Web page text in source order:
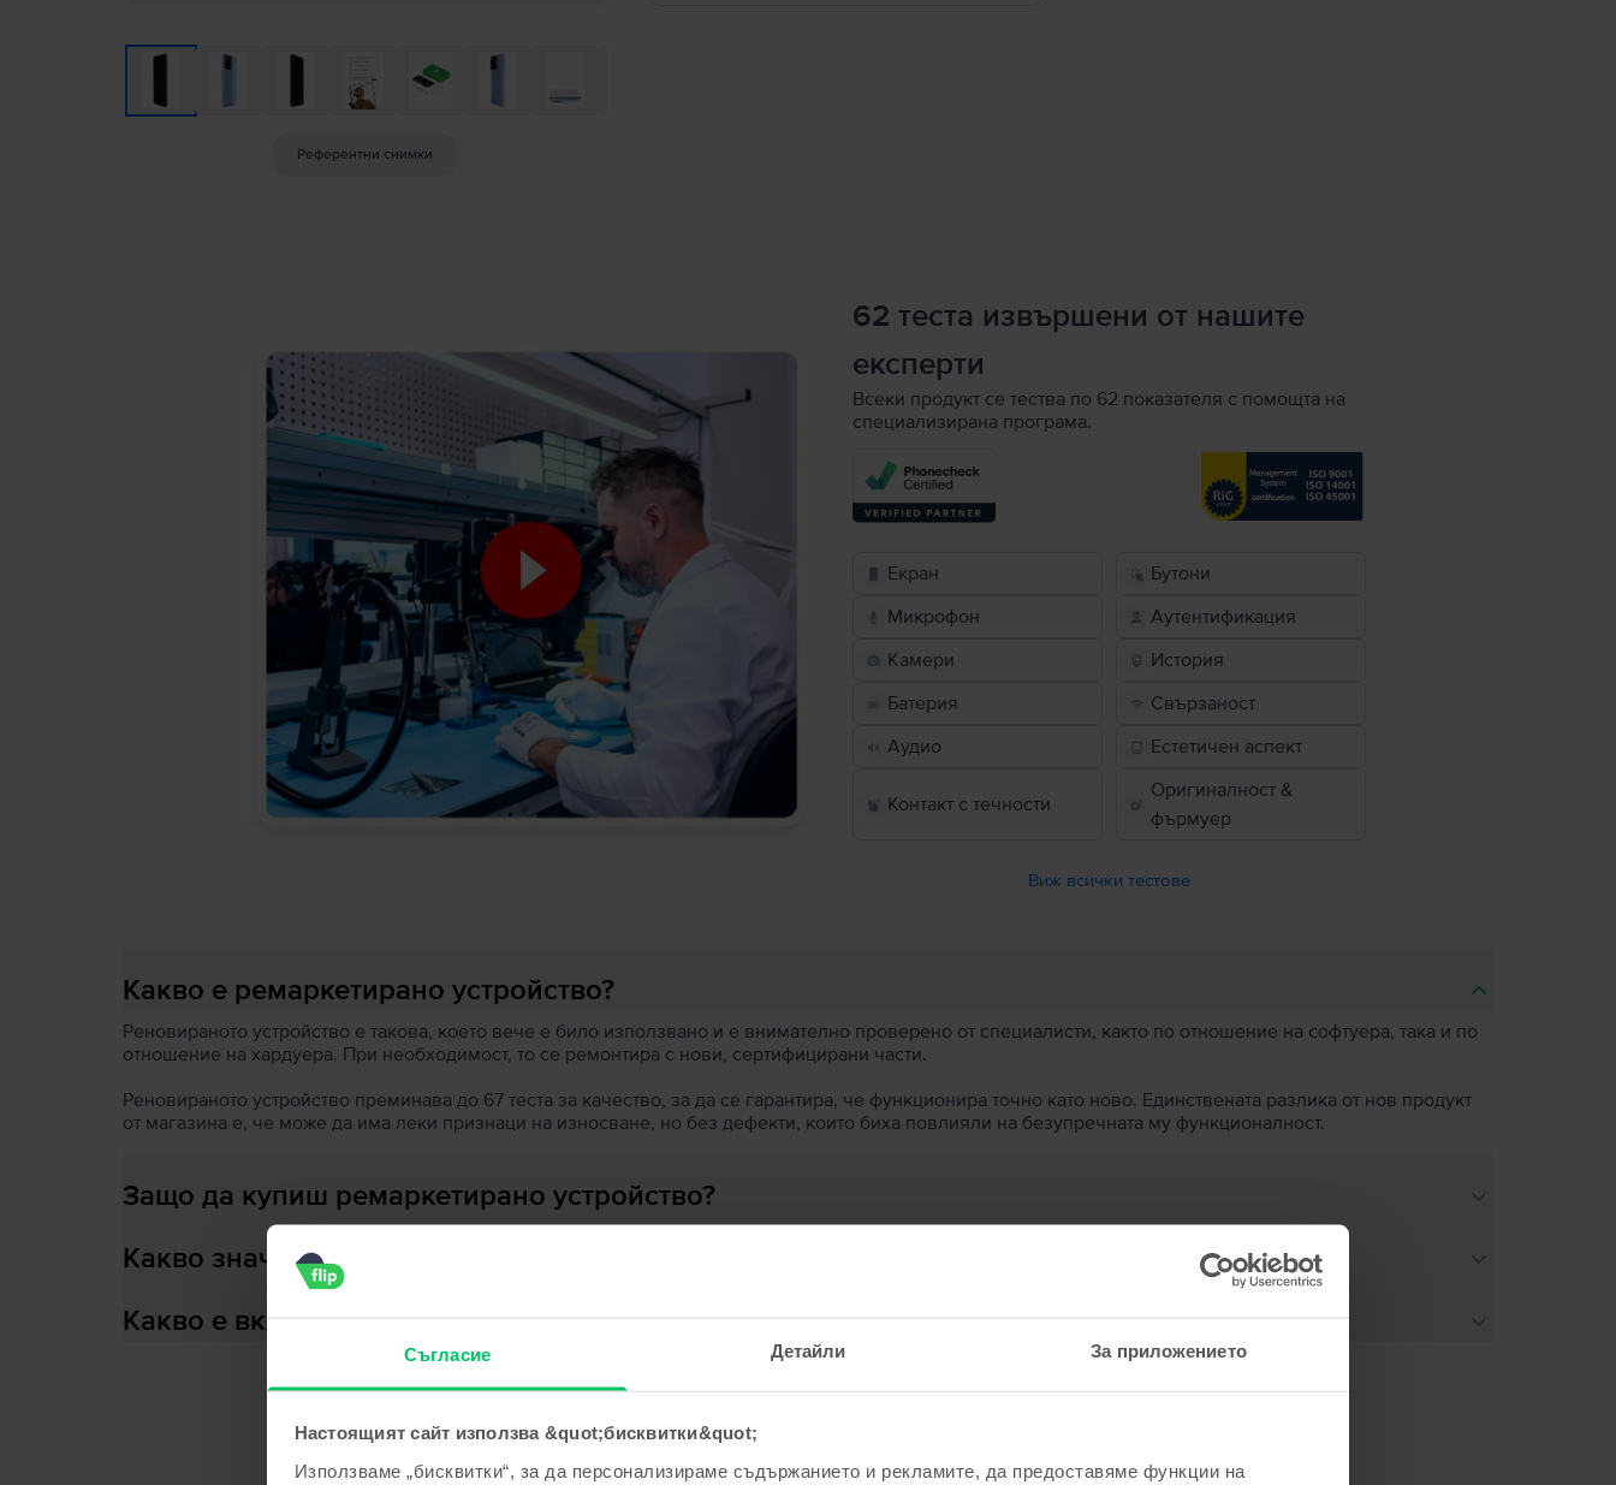
Съгласие Детайли За приложението
Настоящият сайт използва &quot;бисквитки&quot;
Използваме „бисквитки“, за да персонализираме съдържанието и рекламите, да предоставяме функции на
Референтни снимки
62 теста извършени от нашите
експерти
Всеки продукт се тества по 62 показателя с помощта на
специализирана програма.
Екран
Бутони
Микрофон
Аутентификация
Камери
История
Батерия
Свързаност
Аудио
Естетичен аспект
Контакт с течности
Оригиналност &
фърмуер
Виж всички тестове
Какво е ремаркетирано устройство?
Реновираното устройство е такова, което вече е било използвано и е внимателно проверено от специалисти, както по отношение на софтуера, така и по
отношение на хардуера. При необходимост, то се ремонтира с нови, сертифицирани части.
Реновираното устройство преминава до 67 теста за качество, за да се гарантира, че функционира точно като ново. Единствената разлика от нов продукт
от магазина е, че може да има леки признаци на износване, но без дефекти, които биха повлияли на безупречната му функционалност.
Защо да купиш ремаркетирано устройство?
Какво значи здраве на батерията?
Какво е включено в кутията?
Сходни продукти с твоето търсене